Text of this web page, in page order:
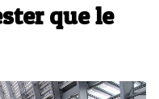
que le